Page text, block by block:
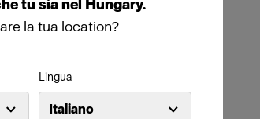
tu sianel Hungary.
la tua location?
Lingua
Italiano
Hai dimenticato la password?